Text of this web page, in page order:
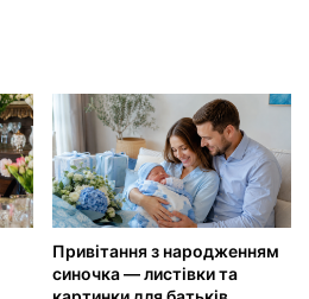
Привітання з народженням
синочка — листівки та